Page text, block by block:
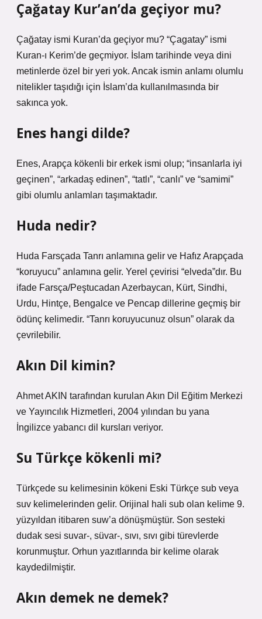
Çağatay Kur’an’da geçiyor mu?
Çağatay ismi Kuran’da geçiyor mu? “Çagatay” ismi
Kuran-ı Kerim’de geçmiyor. İslam tarihinde veya dini
metinlerde özel bir yeri yok. Ancak ismin anlamı olumlu
nitelikler taşıdığı için İslam’da kullanılmasında bir
sakınca yok.
Enes hangi dilde?
Enes, Arapça kökenli bir erkek ismi olup; “insanlarla iyi
geçinen”, “arkadaş edinen”, “tatlı”, “canlı” ve “samimi”
gibi olumlu anlamları taşımaktadır.
Huda nedir?
Huda Farsçada Tanrı anlamına gelir ve Hafız Arapçada
“koruyucu” anlamına gelir. Yerel çevirisi “elveda”dır. Bu
ifade Farsça/Peştucadan Azerbaycan, Kürt, Sindhi,
Urdu, Hintçe, Bengalce ve Pencap dillerine geçmiş bir
ödünç kelimedir. “Tanrı koruyucunuz olsun” olarak da
çevrilebilir.
Akın Dil kimin?
Ahmet AKIN tarafından kurulan Akın Dil Eğitim Merkezi
ve Yayıncılık Hizmetleri, 2004 yılından bu yana
İngilizce yabancı dil kursları veriyor.
Su Türkçe kökenli mi?
Türkçede su kelimesinin kökeni Eski Türkçe sub veya
suv kelimelerinden gelir. Orijinal hali sub olan kelime 9.
yüzyıldan itibaren suw’a dönüşmüştür. Son sesteki
dudak sesi suvar-, süvar-, sıvı, sıvı gibi türevlerde
korunmuştur. Orhun yazıtlarında bir kelime olarak
kaydedilmiştir.
Akın demek ne demek?